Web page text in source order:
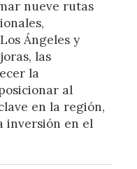
nueve rutas
Ángeles y
las
la
al
en la región,
inversión en el